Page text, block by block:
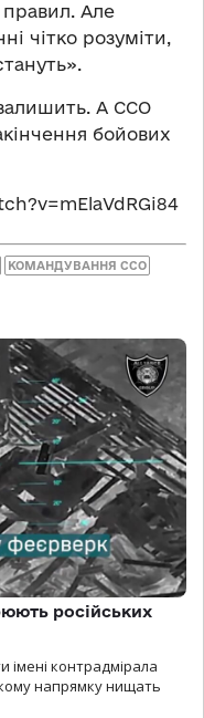
Але
чітко розуміти,
А ССО
бойових
КОМАНДУВАННЯ ССО
російських
імені контрадмірала
напрямку нищать